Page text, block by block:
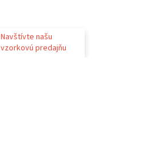
Navštívte našu
vzorkovú predajňu